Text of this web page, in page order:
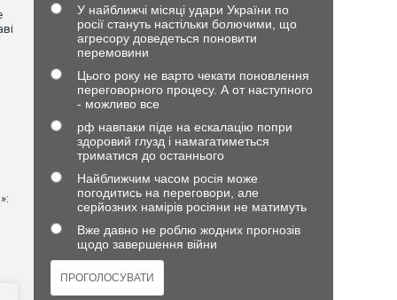
У найближчі місяці удари України по
росії стануть настільки болючими, що
агресору доведеться поновити
перемовини
Цього року не варто чекати поновлення
переговорного процесу. А от наступного
- можливо все
рф навпаки піде на ескалацію попри
здоровий глузд і намагатиметься
триматися до останнього
Найближчим часом росія може
погодитись на переговори, але
серйозних намірів росіяни не матимуть
Вже давно не роблю жодних прогнозів
щодо завершення війни